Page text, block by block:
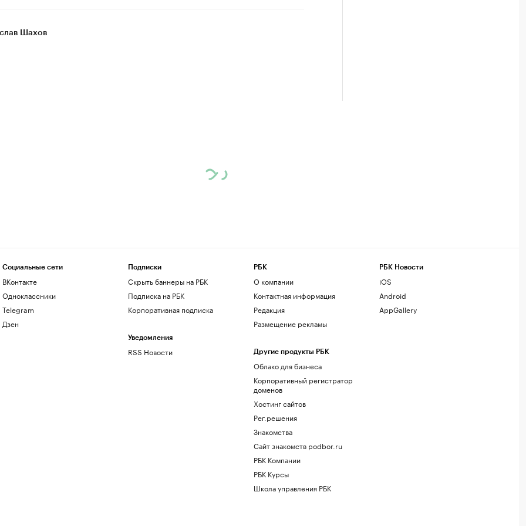
Шахов
Социальные сети
ВКонтакте
Одноклассники
Telegram
Дзен
Подписки
Скрыть баннеры на РБК
Подписка на РБК
Корпоративная подписка
Уведомления
RSS Новости
РБК
О компании
Контактная информация
Редакция
Размещение рекламы
Другие продукты РБК
Облако для бизнеса
Корпоративный регистратор
доменов
Хостинг сайтов
Рег.решения
Знакомства
Сайт знакомств podbor.ru
РБК Компании
РБК Курсы
Школа управления РБК
РБК Новости
iOS
Android
AppGallery